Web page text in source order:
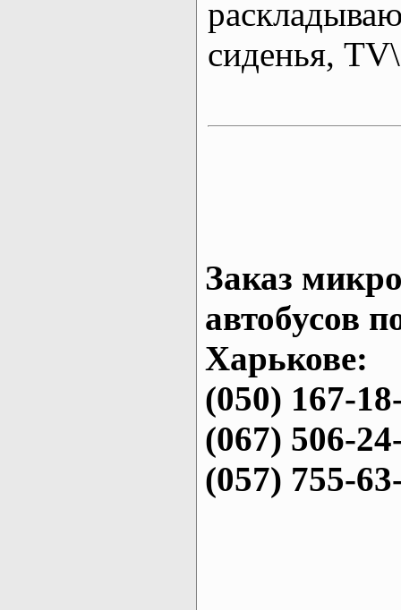
сиденья,
Заказ
автобусов
Харькове:
(050) 167-
(067) 506-
(057) 755-